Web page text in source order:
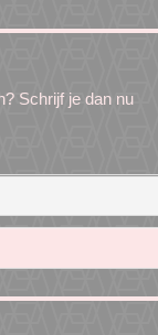
Schrijf je dan nu